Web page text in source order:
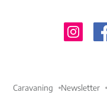
Caravaning Newsletter